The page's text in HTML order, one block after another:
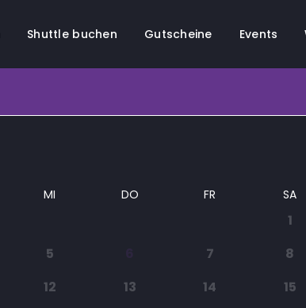
Shuttle buchen Gutscheine Events
MI DO FR SA
1
5 7 8
12 13 14 15